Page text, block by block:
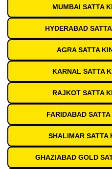
MUMBAI SATTA
HYDERABAD
AGRA SATTA
KARNAL SATTA
RAJKOT SATTA
FARIDABAD
SHALIMAR SATTA
GHAZIABAD GOLD